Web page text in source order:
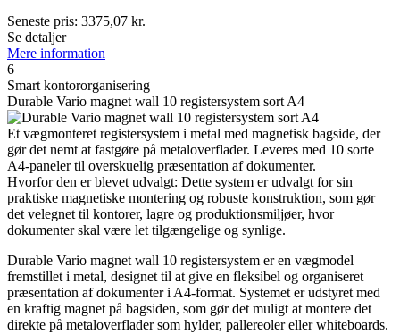
Seneste pris: 3375,07 kr.
Se detaljer
Mere information
6
Smart kontororganisering
Durable Vario magnet wall 10 registersystem sort A4
Et vægmonteret registersystem i metal med magnetisk bagside, der
gør det nemt at fastgøre på metaloverflader. Leveres med 10 sorte
A4-paneler til overskuelig præsentation af dokumenter.
Hvorfor den er blevet udvalgt: Dette system er udvalgt for sin
praktiske magnetiske montering og robuste konstruktion, som gør
det velegnet til kontorer, lagre og produktionsmiljøer, hvor
dokumenter skal være let tilgængelige og synlige.
Durable Vario magnet wall 10 registersystem er en vægmodel
fremstillet i metal, designet til at give en fleksibel og organiseret
præsentation af dokumenter i A4-format. Systemet er udstyret med
en kraftig magnet på bagsiden, som gør det muligt at montere det
direkte på metaloverflader som hylder, pallereoler eller whiteboards.